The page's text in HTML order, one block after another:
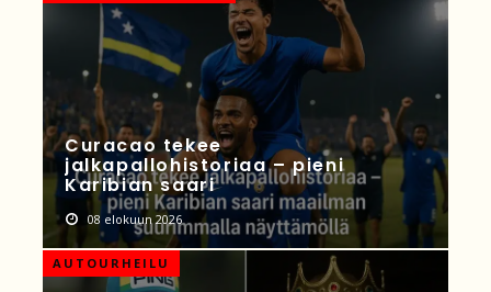
Curacao tekee
jalkapallohistoriaa – pieni
Karibian saari
08 elokuun 2026
AUTOURHEILU